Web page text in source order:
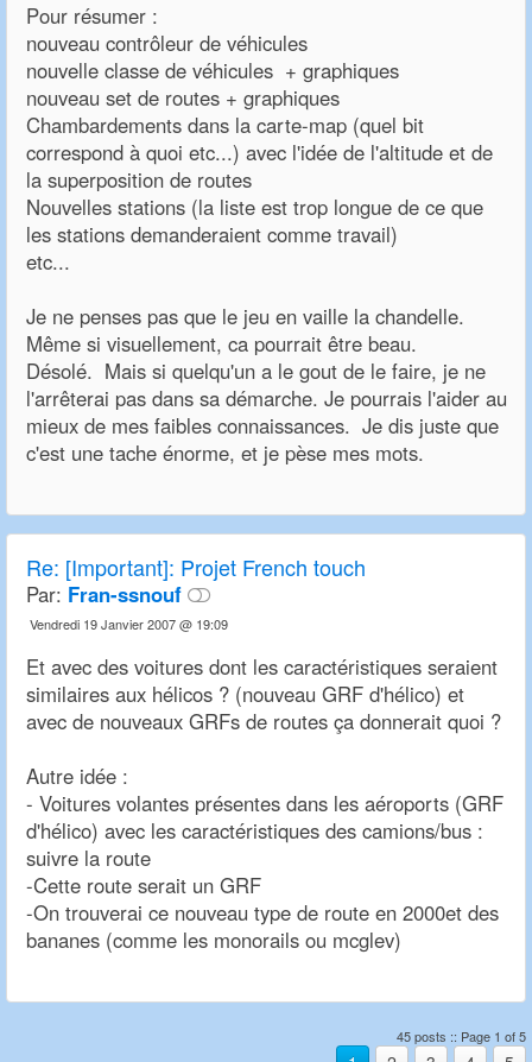
Pour résumer :
nouveau contrôleur de véhicules
nouvelle classe de véhicules + graphiques
nouveau set de routes + graphiques
Chambardements dans la carte-map (quel bit
correspond à quoi etc...) avec l'idée de l'altitude et de
la superposition de routes
Nouvelles stations (la liste est trop longue de ce que
les stations demanderaient comme travail)
etc...
Je ne penses pas que le jeu en vaille la chandelle.
Même si visuellement, ca pourrait être beau.
Désolé. Mais si quelqu'un a le gout de le faire, je ne
l'arrêterai pas dans sa démarche. Je pourrais l'aider au
mieux de mes faibles connaissances. Je dis juste que
c'est une tache énorme, et je pèse mes mots.
Re: [Important]: Projet French touch
Par: Fran-ssnouf
Vendredi 19 Janvier 2007 @ 19:09
Et avec des voitures dont les caractéristiques seraient
similaires aux hélicos ? (nouveau GRF d'hélico) et
avec de nouveaux GRFs de routes ça donnerait quoi ?
Autre idée :
- Voitures volantes présentes dans les aéroports (GRF
d'hélico) avec les caractéristiques des camions/bus :
suivre la route
-Cette route serait un GRF
-On trouverai ce nouveau type de route en 2000et des
bananes (comme les monorails ou mcglev)
45 posts :: Page 1 of 5